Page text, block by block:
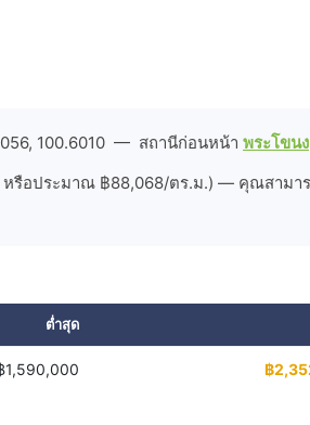
100.6010 — สถานีก่อนหน้า พระโขนง
หรือประมาณ ฿88,068/ตร.ม.) — คุณสามา
ต่ำสุด
1,590,000 ฿